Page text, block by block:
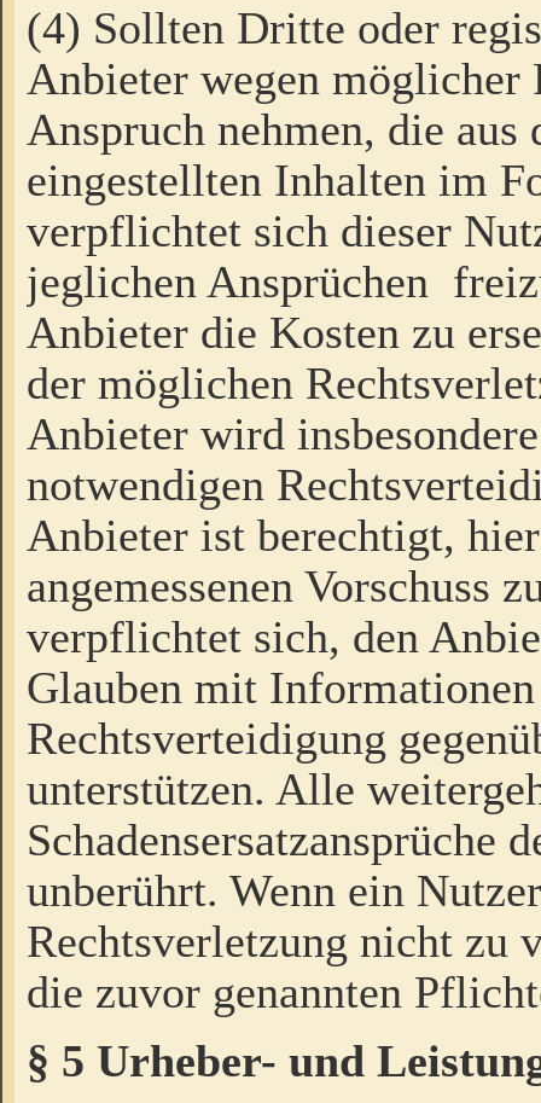
(4) Sollten Dritte oder
Anbieter wegen möglicher
Anspruch nehmen, die
eingestellten Inhalten im
verpflichtet sich dieser
jeglichen Ansprüchen
Anbieter die Kosten zu
der möglichen
Anbieter wird
notwendigen
Anbieter ist berechtigt,
angemessenen Vorschuss
verpflichtet sich, den
Glauben mit
Rechtsverteidigung
unterstützen. Alle
Schadensersatzansprüche
unberührt. Wenn ein
Rechtsverletzung nicht zu
die zuvor genannten
§ 5 Urheber- und